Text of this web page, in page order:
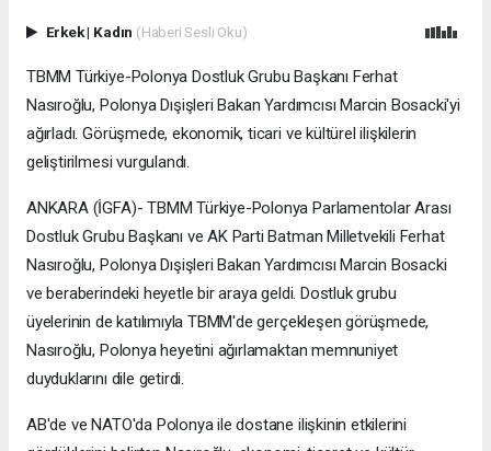
Erkek| Kadın (Haberi Sesli Oku)
TBMM Türkiye-Polonya Dostluk Grubu Başkanı Ferhat
Nasıroğlu, Polonya Dışişleri Bakan Yardımcısı Marcin Bosacki'yi
ağırladı. Görüşmede, ekonomik, ticari ve kültürel ilişkilerin
geliştirilmesi vurgulandı.
ANKARA (İGFA)- TBMM Türkiye-Polonya Parlamentolar Arası
Dostluk Grubu Başkanı ve AK Parti Batman Milletvekili Ferhat
Nasıroğlu, Polonya Dışişleri Bakan Yardımcısı Marcin Bosacki
ve beraberindeki heyetle bir araya geldi. Dostluk grubu
üyelerinin de katılımıyla TBMM'de gerçekleşen görüşmede,
Nasıroğlu, Polonya heyetini ağırlamaktan memnuniyet
duyduklarını dile getirdi.
AB'de ve NATO'da Polonya ile dostane ilişkinin etkilerini